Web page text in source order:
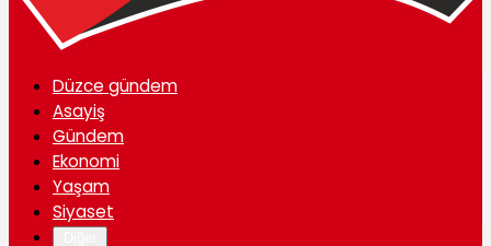
Düzce gündem
Asayiş
Gündem
Ekonomi
Yaşam
Siyaset